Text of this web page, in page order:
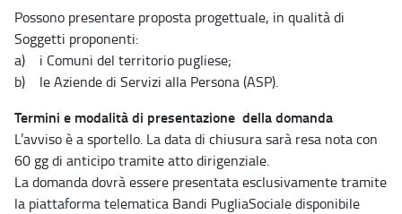
Possono presentare proposta progettuale, in qualità di
Soggetti proponenti:
a) i Comuni del territorio pugliese;
b) le Aziende di Servizi alla Persona (ASP).
Termini e modalità di presentazione della domanda
L’avviso è a sportello. La data di chiusura sarà resa nota con
60 gg di anticipo tramite atto dirigenziale.
La domanda dovrà essere presentata esclusivamente tramite
la piattaforma telematica Bandi PugliaSociale disponibile